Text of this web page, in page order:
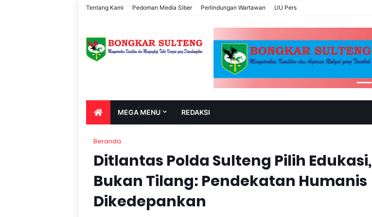
Tentang Kami Pedoman Media Siber Perlindungan Wartawan UU Pers
MEGA MENU REDAKSI
Beranda
Ditlantas Polda Sulteng Pilih Edukasi,
Bukan Tilang: Pendekatan Humanis
Dikedepankan